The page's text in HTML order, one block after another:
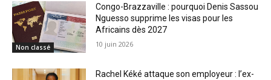
Non classé
Congo-Brazzaville : pourquoi Denis Sassou
Nguesso supprime les visas pour les
Africains dès 2027
10 juin 2026
Rachel Kéké attaque son employeur : l’ex-